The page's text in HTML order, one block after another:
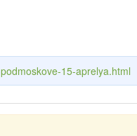
15-aprelya.html